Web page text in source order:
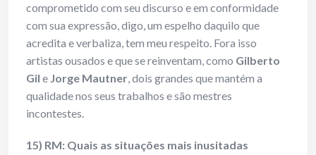
comprometido com seu discurso e em conformidade
com sua expressão, digo, um espelho daquilo que
acredita e verbaliza, tem meu respeito. Fora isso
artistas ousados e que se reinventam, como Gilberto
Gil e Jorge Mautner, dois grandes que mantém a
qualidade nos seus trabalhos e são mestres
incontestes.
15) RM: Quais as situações mais inusitadas